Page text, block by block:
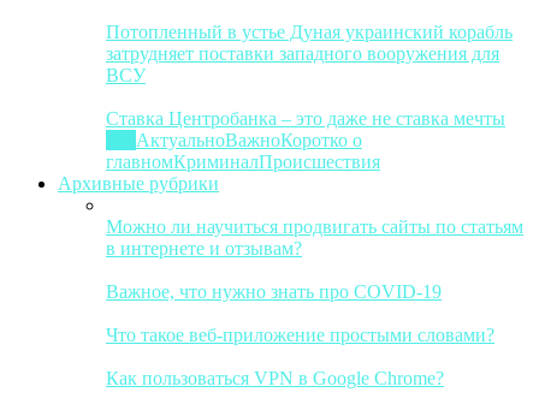
Потопленный в устье Дуная украинский корабль
затрудняет поставки западного вооружения для
ВСУ
Ставка Центробанка – это даже не ставка мечты
АктуальноВажноКоротко о
главномКриминалПроисшествия
Архивные рубрики
Можно ли научиться продвигать сайты по статьям
в интернете и отзывам?
Важное, что нужно знать про COVID-19
Что такое веб-приложение простыми словами?
Как пользоваться VPN в Google Chrome?